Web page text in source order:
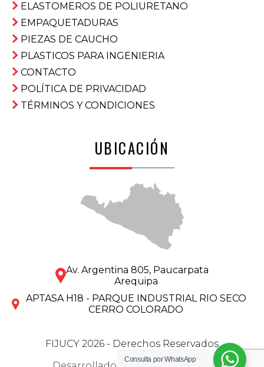
ELASTOMEROS DE POLIURETANO
EMPAQUETADURAS
PIEZAS DE CAUCHO
PLASTICOS PARA INGENIERIA
CONTACTO
POLÍTICA DE PRIVACIDAD
TÉRMINOS Y CONDICIONES
UBICACIÓN
Av. Argentina 805, Paucarpata
Arequipa
APTASA H18 - PARQUE INDUSTRIAL RIO SECO
CERRO COLORADO
FIJUCY 2026 - Derechos Reservados
Consulta porWhatsApp